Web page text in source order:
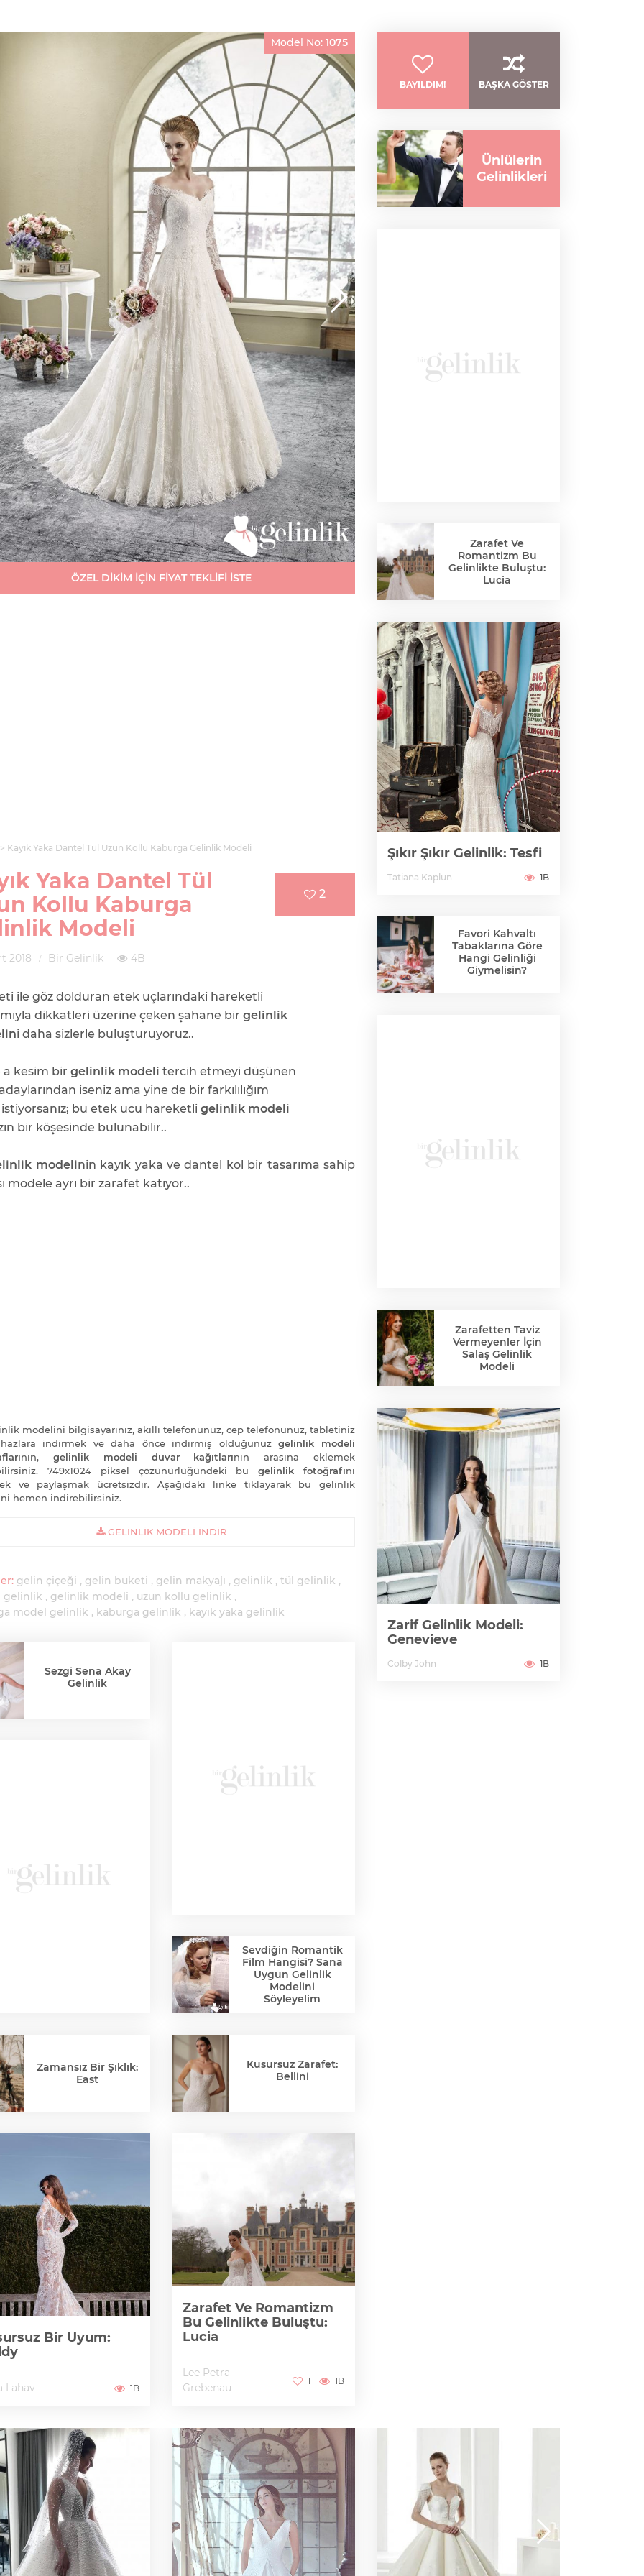
Model No: 1075
ÖZEL DİKİM İÇİN FİYAT TEKLİFİ İSTE
Kayık Yaka Dantel Tül Uzun Kollu Kaburga Gelinlik Modeli
Yaka Dantel Tül
Kollu Kaburga
Modeli
2
2018 Bir Gelinlik 4B
ile göz dolduran etek uçlarındaki hareketli
dikkatleri üzerine çeken şahane bir gelinlik
i daha sizlerle buluşturuyoruz..
a kesim bir gelinlik modeli tercih etmeyi düşünen
iseniz ama yine de bir farkılılığım
bu etek ucu hareketli gelinlik modeli
bir köşesinde bulunabilir..
modelinin kayık yaka ve dantel kol bir tasarıma sahip
modele ayrı bir zarafet katıyor..
modelini bilgisayarınız, akıllı telefonunuz, cep telefonunuz, tabletiniz
indirmek ve daha önce indirmiş olduğunuzgelinlik modeli
nın, gelinlik modeli duvar kağıtlarının arasına eklemek
749x1024 piksel çözünürlüğündeki bugelinlik fotoğrafını
ve paylaşmak ücretsizdir. Aşağıdaki linke tıklayarak bu gelinlik
hemen indirebilirsiniz.
GELINLIK MODELI İNDIR
gelin çiçeği gelin buketi gelin makyajı gelinlik
tül gelinlik
gelinlik
gelinlik modeli
uzun kollu gelinlik
model gelinlik
kaburga gelinlik kayık yaka gelinlik
Sezgi Sena Akay
Gelinlik
Zamansız Bir Şıklık:
East
Bir Uyum:
Lahav 1B
Sevdiğin Romantik
Film Hangisi? Sana
Uygun Gelinlik
Modelini
Söyleyelim
Kusursuz Zarafet:
Bellini
Zarafet Ve Romantizm
Bu Gelinlikte Buluştu:
Lucia
Lee Petra
Grebenau
1 1B
BAYILDIM! BAŞKA GÖSTER
Ünlülerin
Gelinlikleri
Zarafet Ve
Romantizm Bu
Gelinlikte Buluştu:
Lucia
Şıkır Şıkır Gelinlik: Tesfi
Tatiana Kaplun 1B
Favori Kahvaltı
Tabaklarına Göre
Hangi Gelinliği
Giymelisin?
Zarafetten Taviz
Vermeyenler İçin
Salaş Gelinlik
Modeli
Zarif Gelinlik Modeli:
Genevieve
Colby John 1B